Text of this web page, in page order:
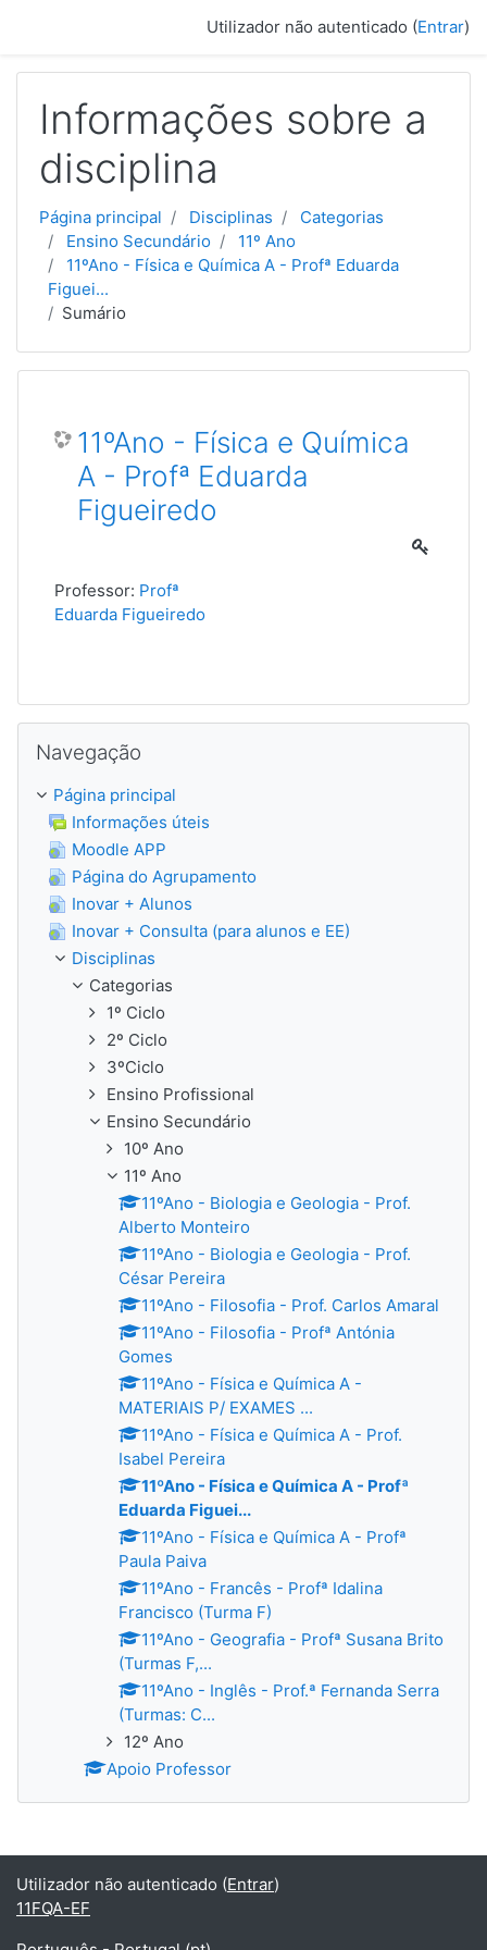
Utilizador não autenticado (Entrar)
Informações sobre a
disciplina
Página principal Disciplinas
Categorias
Ensino Secundário
11º Ano
11ºAno - Física e Química A - Profª Eduarda
Figuei...
Sumário
11ºAno - Física e Química
A - Profª Eduarda
Figueiredo
Professor: Profª
Eduarda Figueiredo
Navegação
Página principal
Informações úteis
Moodle APP
Página do Agrupamento
Inovar + Alunos
Inovar + Consulta (para alunos e EE)
Disciplinas
Categorias
1º Ciclo
2º Ciclo
3ºCiclo
Ensino Profissional
Ensino Secundário
10º Ano
11º Ano
11ºAno - Biologia e Geologia - Prof.
Alberto Monteiro
11ºAno - Biologia e Geologia - Prof.
César Pereira
11ºAno - Filosofia - Prof. Carlos Amaral
11ºAno - Filosofia - Profª Antónia
Gomes
11ºAno - Física e Química A -
MATERIAIS P/ EXAMES ...
11ºAno - Física e Química A - Prof.
Isabel Pereira
11ºAno - Física e Química A - Profª
Eduarda Figuei...
11ºAno - Física e Química A - Profª
Paula Paiva
11ºAno - Francês - Profª Idalina
Francisco (Turma F)
11ºAno - Geografia - Profª Susana Brito
(Turmas F,...
11ºAno - Inglês - Prof.ª Fernanda Serra
(Turmas: C...
12º Ano
Apoio Professor
Utilizador não autenticado (Entrar)
11FQA-EF